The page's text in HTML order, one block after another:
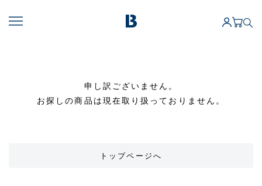
申し訳ございません。
お探しの商品は現在取り扱っておりません。
トップページへ